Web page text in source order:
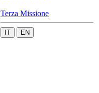
Terza Missione
IT EN